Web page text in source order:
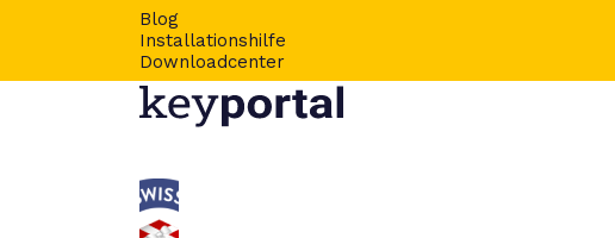
Blog
Installationshilfe
Downloadcenter